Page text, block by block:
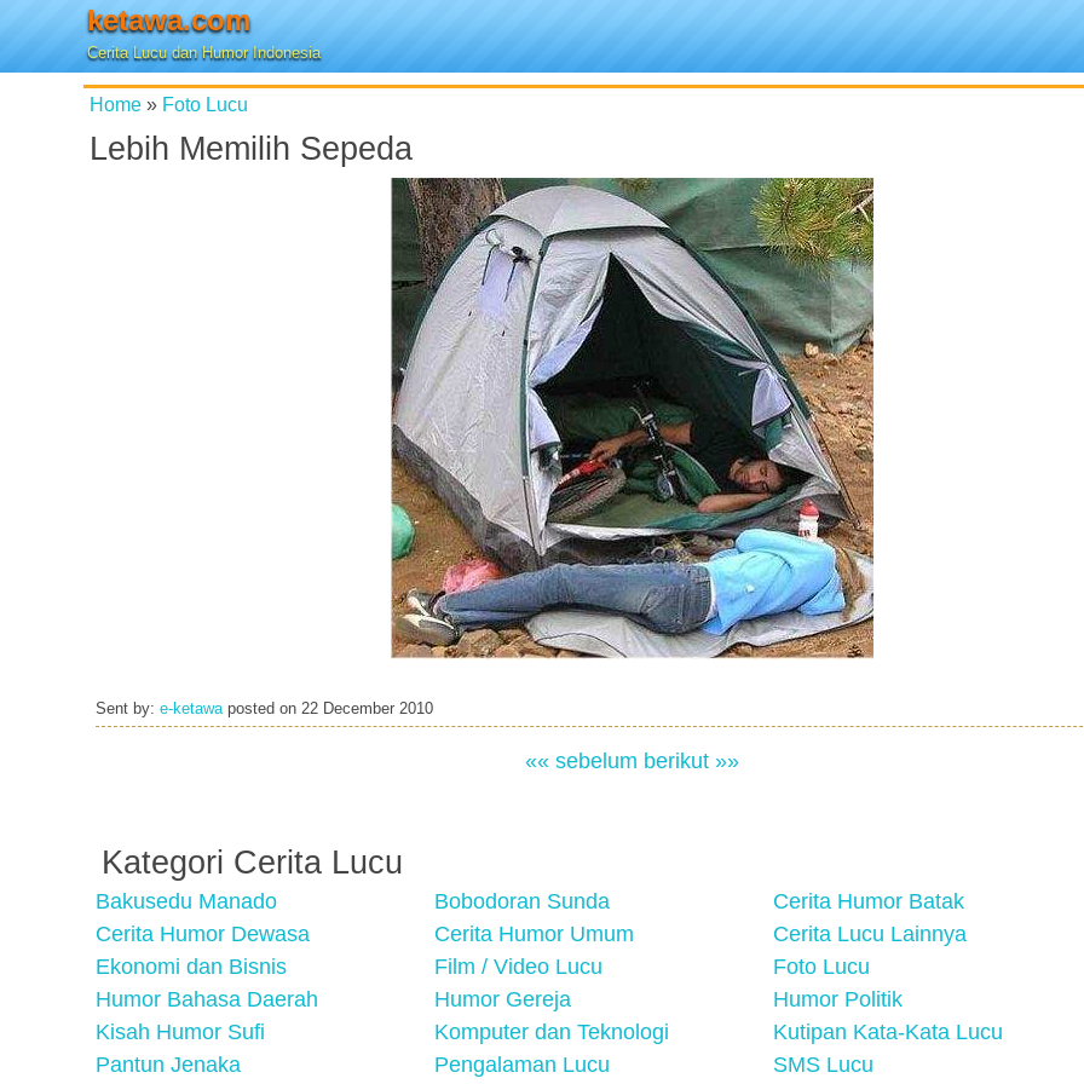
ketawa.com
Cerita Lucu dan Humor Indonesia
Home » Foto Lucu
Lebih Memilih Sepeda
Sent by: e-ketawaposted on 22 December 2010
«« sebelum berikut »»
Kategori Cerita Lucu
Bakusedu Manado Bobodoran Sunda
Cerita Humor Batak
Cerita Humor Dewasa
Cerita Humor Umum
Cerita Lucu Lainnya
Ekonomi dan Bisnis
Film / Video Lucu
Foto Lucu
Humor Bahasa Daerah
Humor Gereja
Humor Politik
Kisah Humor Sufi
Komputer dan Teknologi
Kutipan Kata-Kata Lucu
Pantun Jenaka
Pengalaman Lucu SMS Lucu